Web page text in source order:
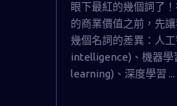
眼下最紅的幾個詞了
的商業價值之前，先
幾個名詞的差異：人
intelligence)、機器學
learning)、深度學習 ...